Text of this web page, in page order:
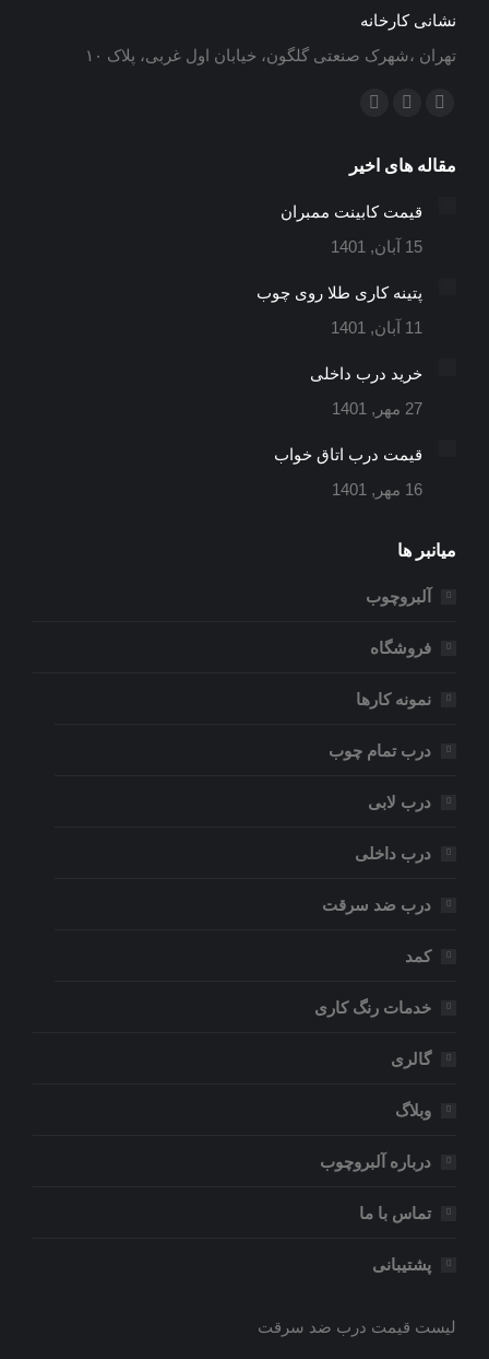
نشانی کارخانه
تهران ،شهرک صنعتی گلگون، خیابان اول غربی، پلاک ۱۰
ما را دنبال کنید در:
کردن
پنجره
جدید
کردن
برگه
پنجره
جدید
کردن
برگه
پنجره
جدید
مقاله های اخیر
قیمت کابینت ممبران
15 آبان, 1401
پتینه کاری طلا روی چوب
11 آبان, 1401
خرید درب داخلی
27 مهر, 1401
قیمت درب اتاق خواب
16 مهر, 1401
میانبر ها
آلبروچوب
فروشگاه
نمونه کارها
درب تمام چوب
درب لابی
درب داخلی
درب ضد سرقت
کمد
خدمات رنگ کاری
گالری
وبلاگ
درباره آلبروچوب
تماس با ما
پشتیبانی
لیست قیمت درب ضد سرقت